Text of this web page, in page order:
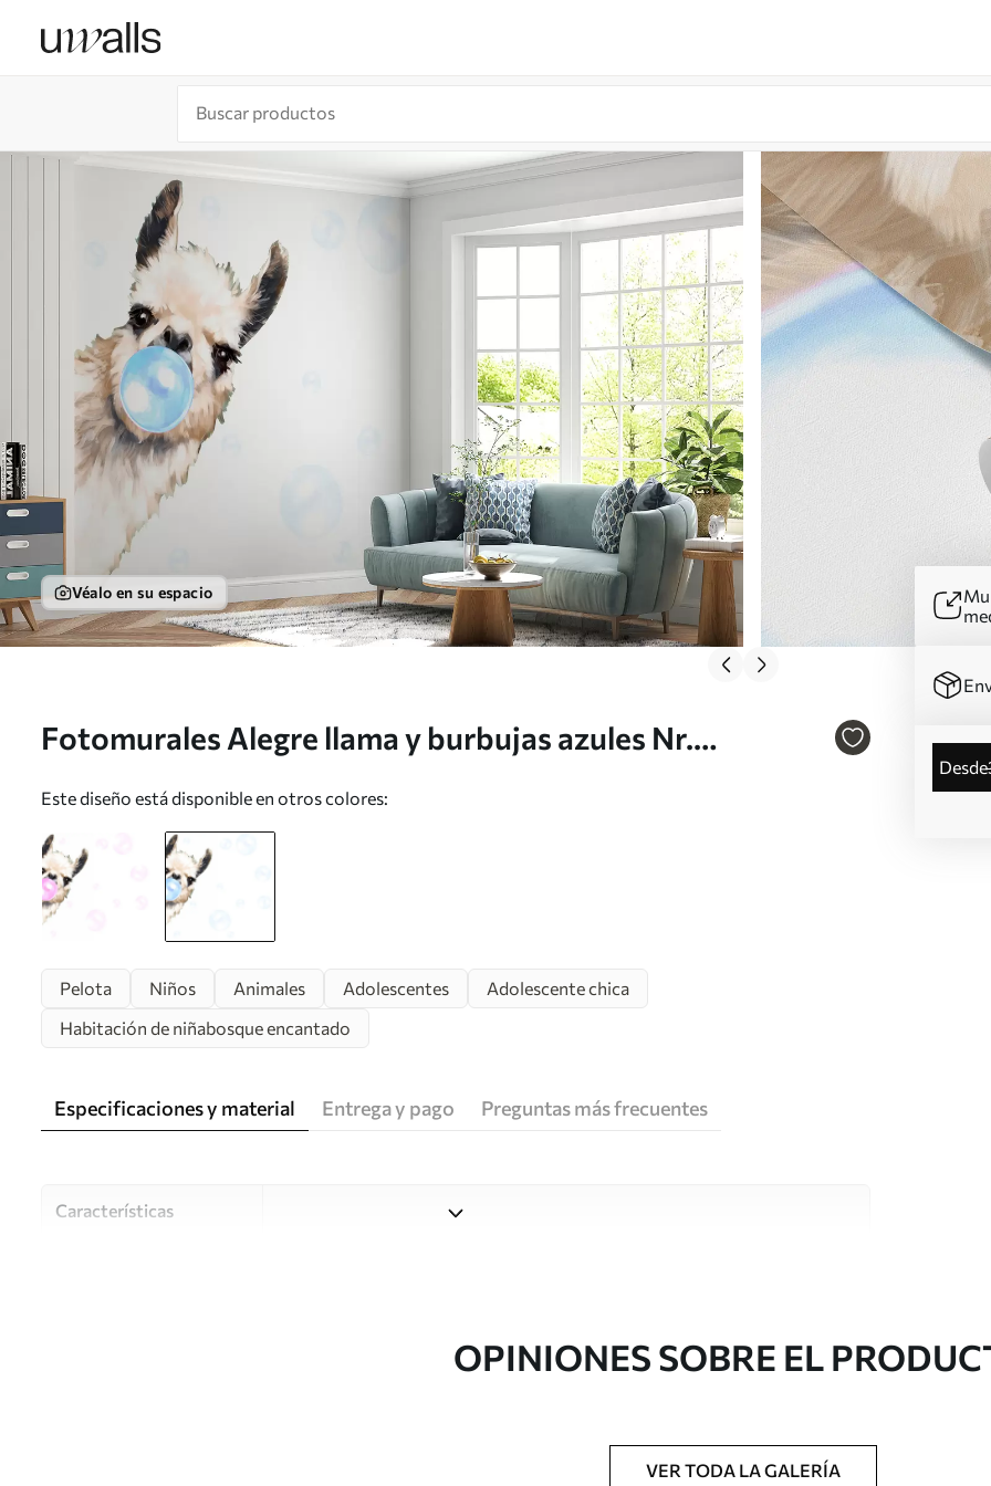
Véalo en su espacio
Fotomurales Alegre llama y burbujas azules Nr.
Este diseño está disponible en otros colores:
desde
Pelota Niños Animales Adolescentes
Adolescente chica
Habitación de niñabosque encantado
Especificaciones y material Entrega y pago Preguntas más frecuentes
Características
Estudio de diseño Uwalls
Impreso bajo pedido y entregado en rollos de hasta 50 cm de ancho.
OPINIONES SOBRE EL
VER TODA LA GALERÍA